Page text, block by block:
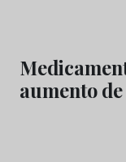
aumento